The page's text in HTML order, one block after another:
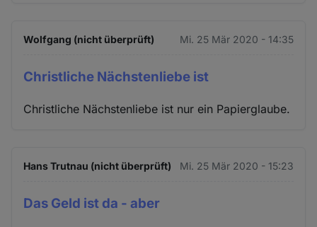
Wolfgang (nicht überprüft) Mi. 25 Mär 2020 - 14:35
Christliche Nächstenliebe ist
Christliche Nächstenliebe ist nur ein Papierglaube.
Hans Trutnau (nicht überprüft) Mi. 25 Mär 2020 - 15:23
Das Geld ist da - aber